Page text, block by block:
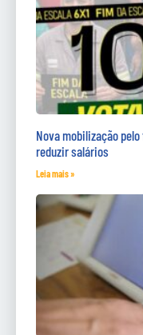
Nova mobilização
reduzir salários
Leia mais »